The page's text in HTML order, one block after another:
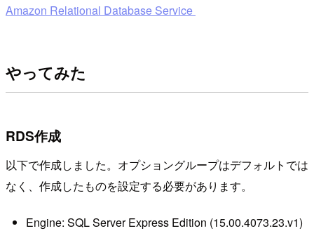
Amazon Relational Database Service
やってみた
RDS作成
以下で作成しました。オプショングループはデフォルトでは
なく、作成したものを設定する必要があります。
Engine: SQL Server Express Edition (15.00.4073.23.v1)